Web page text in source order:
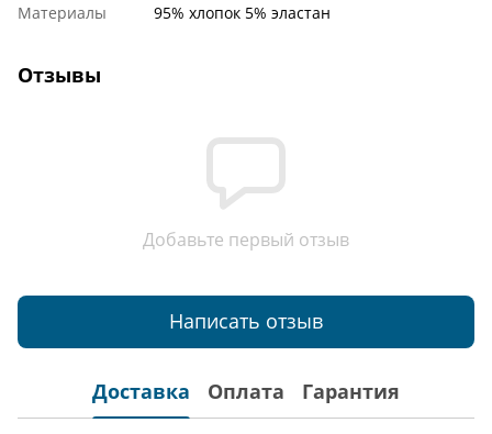
Материалы
95% хлопок 5% эластан
Отзывы
Добавьте первый отзыв
Написать отзыв
Доставка Оплата Гарантия